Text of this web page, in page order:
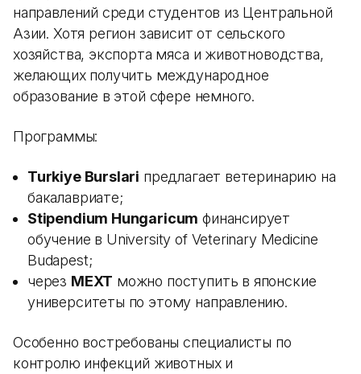
направлений среди студентов из Центральной
Азии. Хотя регион зависит от сельского
хозяйства, экспорта мяса и животноводства,
желающих получить международное
образование в этой сфере немного.
Программы:
Turkiye Burslari предлагает ветеринарию на
бакалавриате;
Stipendium Hungaricum финансирует
обучение в University of Veterinary Medicine
Budapest;
через MEXT можно поступить в японские
университеты по этому направлению.
Особенно востребованы специалисты по
контролю инфекций животных и